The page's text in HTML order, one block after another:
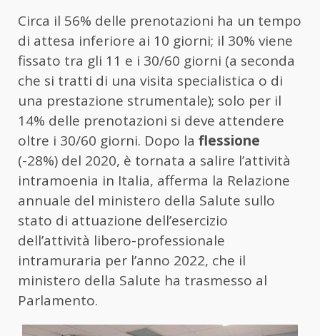
Circa il 56% delle prenotazioni ha un tempo
di attesa inferiore ai 10 giorni; il 30% viene
fissato tra gli 11 e i 30/60 giorni (a seconda
che si tratti di una visita specialistica o di
una prestazione strumentale); solo per il
14% delle prenotazioni si deve attendere
oltre i 30/60 giorni. Dopo la flessione
(-28%) del 2020, è tornata a salire l’attività
intramoenia in Italia, afferma la Relazione
annuale del ministero della Salute sullo
stato di attuazione dell’esercizio
dell’attività libero-professionale
intramuraria per l’anno 2022, che il
ministero della Salute ha trasmesso al
Parlamento.